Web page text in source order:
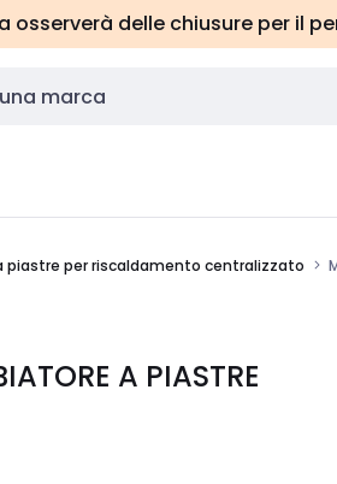
osserverà delle chiusure per il
piastre per riscaldamento centralizzato
A PIASTRE